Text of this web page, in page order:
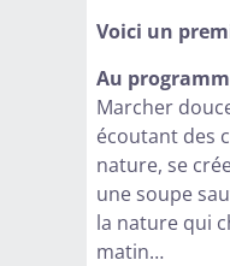
Voici un
Au
Marcher
écoutant des
nature, se
une soupe
la nature qui
matin…